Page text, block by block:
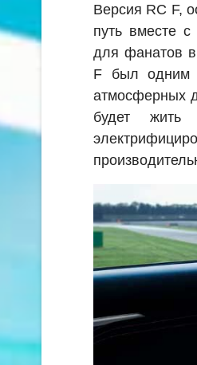
Версия RC F,
путь вместе
для фанатов
F был одним
атмосферных
будет